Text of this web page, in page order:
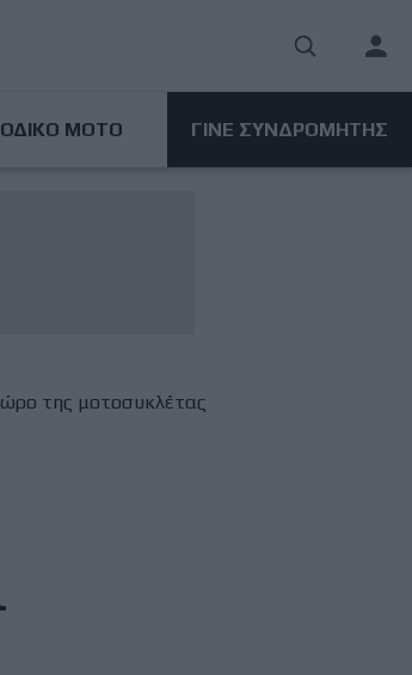
User
ΜΟΤΟ ΓΙΝΕ ΣΥΝΔΡΟΜΗΤΗΣ
της μοτοσυκλέτας